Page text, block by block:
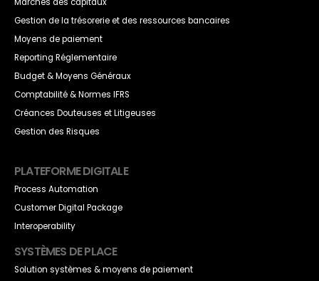
Marchés des capitaux
Gestion de la trésorerie et des ressources bancaires
Moyens de paiement
Reporting Réglementaire
Budget & Moyens Généraux
Comptabilité & Normes IFRS
Créances Douteuses et Litigeuses
Gestion des Risques
PLATEFORME DIGITALE
Process Automation
Customer Digital Package
Interoperability
SYSTÈMES DE PLACE
Solution systèmes & moyens de paiement